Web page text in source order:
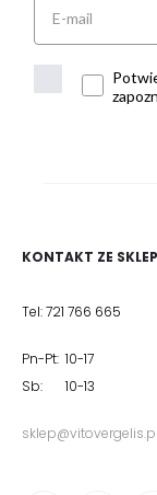
KONTAKT ZE
Tel: 721 766 665
Pn-Pt: 10-17
Sb: 10-13
sklep@vitovergelis.pl